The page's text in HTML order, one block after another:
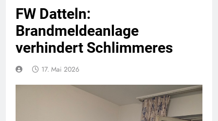
FW Datteln:
Brandmeldeanlage
verhindert Schlimmeres
17. Mai 2026